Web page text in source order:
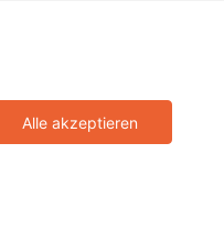
Alle akzeptieren